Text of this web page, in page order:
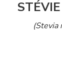
(Stevia